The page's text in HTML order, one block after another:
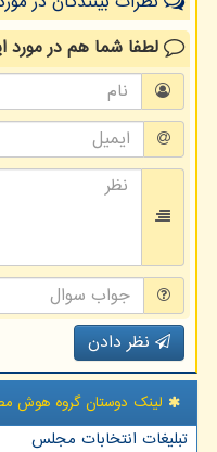
لطفا شما همدر
نظر دادن
لینک دوستان گروه هوش
تبلیغات انتخابات مجلس